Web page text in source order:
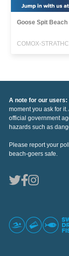
Goose Spit
COMOX-
A note for our users:
moment you ask for
official government
hazards such as
Please report your
beach-goers safe.